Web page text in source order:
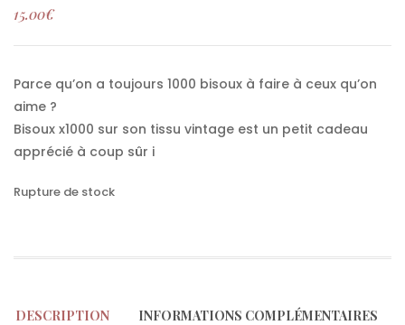
15.00€
Parce qu’on a toujours 1000 bisoux à faire à ceux qu’on
aime ?
Bisoux x1000 sur son tissu vintage est un petit cadeau
apprécié à coup sûr i
Rupture de stock
DESCRIPTION INFORMATIONS COMPLÉMENTAIRES